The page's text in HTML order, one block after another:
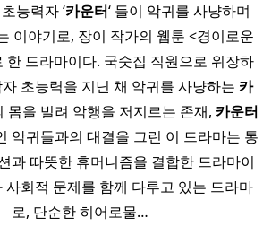
능력자 ‘카운터‘ 들이 악귀를 사냥하며
이야기로, 장이 작가의 웹툰 <경이로운
한 드라마이다. 국숫집 직원으로 위장하
초능력을 지닌 채 악귀를 사냥하는 카
몸을 빌려 악행을 저지르는 존재, 카운터
악귀들과의 대결을 그린 이 드라마는 통
과 따뜻한 휴머니즘을 결합한 드라마이
사회적 문제를 함께 다루고 있는 드라마
로, 단순한 히어로물…